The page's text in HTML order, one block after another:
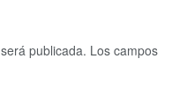
publicada. Los campos